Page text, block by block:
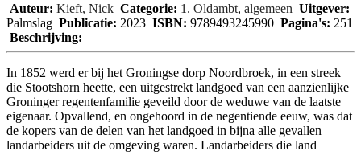
Auteur: Kieft, Nick Categorie: 1. Oldambt, algemeen Uitgever:
Palmslag Publicatie: 2023 ISBN: 9789493245990 Pagina's: 251
Beschrijving:
In 1852 werd er bij het Groningse dorp Noordbroek, in een streek
die Stootshorn heette, een uitgestrekt landgoed van een aanzienlijke
Groninger regentenfamilie geveild door de weduwe van de laatste
eigenaar. Opvallend, en ongehoord in de negentiende eeuw, was dat
de kopers van de delen van het landgoed in bijna alle gevallen
landarbeiders uit de omgeving waren. Landarbeiders die land